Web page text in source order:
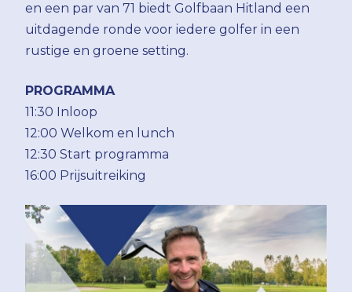
en een par van 71 biedt Golfbaan Hitland een
uitdagende ronde voor iedere golfer in een
rustige en groene setting.
PROGRAMMA
11:30 Inloop
12:00 Welkom en lunch
12:30 Start programma
16:00 Prijsuitreiking